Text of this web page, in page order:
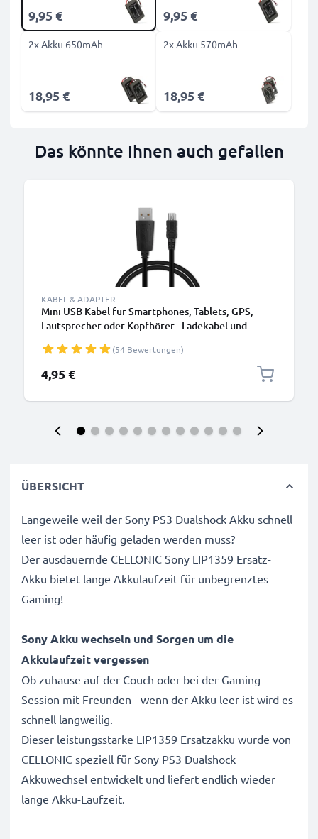
9,95 € 9,95 €
2x Akku 650mAh
18,95 €
2x Akku 570mAh
18,95 €
Das könnte Ihnen auch gefallen
KABEL & ADAPTER
Mini USB Kabel für Smartphones, Tablets, GPS,
Lautsprecher oder Kopfhörer - Ladekabel und
(54 Bewertungen)
4,95 €
ÜBERSICHT
Langeweile weil der Sony PS3 Dualshock Akku schnell
leer ist oder häufig geladen werden muss?
Der ausdauernde CELLONIC Sony LIP1359 Ersatz-
Akku bietet lange Akkulaufzeit für unbegrenztes
Gaming!
Sony Akku wechseln und Sorgen um die
Akkulaufzeit vergessen
Ob zuhause auf der Couch oder bei der Gaming
Session mit Freunden - wenn der Akku leer ist wird es
schnell langweilig.
Dieser leistungsstarke LIP1359 Ersatzakku wurde von
CELLONIC speziell für Sony PS3 Dualshock
Akkuwechsel entwickelt und liefert endlich wieder
lange Akku-Laufzeit.